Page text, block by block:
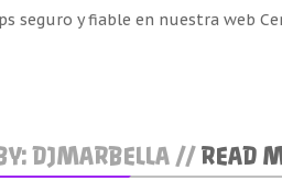
seguro y fiable en nuestra web
DJMARBELLA //READ